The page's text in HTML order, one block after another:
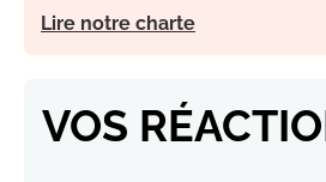
Lire notre charte
VOS